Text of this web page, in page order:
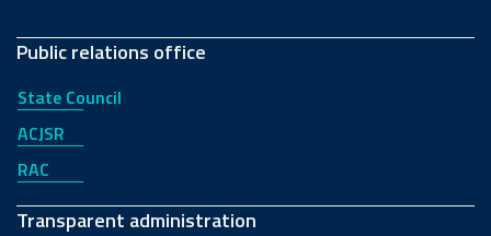
Public relations office
State Council
ACJSR
RAC
Transparent administration